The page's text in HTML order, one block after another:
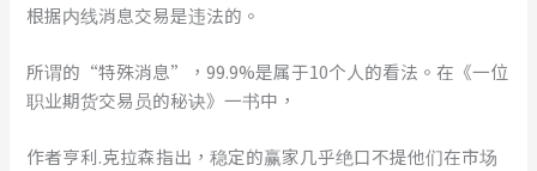
根据内线消息交易是违法的。
所谓的“特殊消息”，99.9%是属于10个人的看法。在《一位
职业期货交易员的秘诀》一书中，
作者亨利.克拉森指出，稳定的赢家几乎绝口不提他们在市场